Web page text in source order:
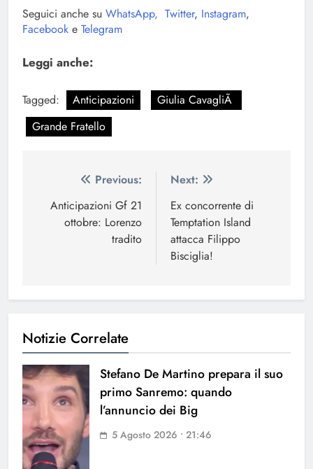
Seguici anche su WhatsApp, Twitter, Instagram,
Facebook e Telegram
Leggi anche:
Tagged: Anticipazioni
Giulia CavagliÃ
Grande Fratello
Navigazione
articoli
Previous:
Anticipazioni Gf 21
ottobre: Lorenzo
tradito
Next:
Ex concorrente di
Temptation Island
attacca Filippo
Bisciglia!
Notizie Correlate
Stefano De Martino prepara il suo
primo Sanremo: quando
l’annuncio dei Big
5 Agosto 2026 • 21:46